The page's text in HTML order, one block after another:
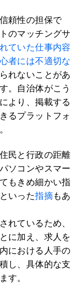
頼性の担保で
のマッチングサ
ていた仕事内容
者には不適切な
れないことがあ
。自治体がこう
より、掲載する
るプラットフォ
民と行政の距離
ソコンやスマー
もきめ細かい指
いった指摘もあ
れているため、
に加え、求人を
における人手の
し、具体的な支
す。